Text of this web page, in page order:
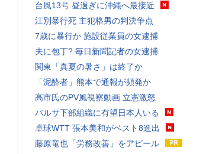
台風13号 昼過ぎに沖縄へ最接近
江別暴行死 主犯格男の判決争点
7歳に暴行か 施設従業員の女逮捕
夫に包丁? 毎日新聞記者の女逮捕
関東「真夏の暑さ」は終了か
「泥酔者」熊本で通報が頻発か
高市氏のPV風視察動画 立憲激怒
バルサ下部組織に有望日本人いる
卓球WTT 張本美和がベスト8進出
藤原竜也「労務改善」をアピール